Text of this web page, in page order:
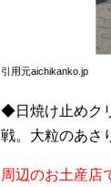
引用元aichikanko.jp
◆日焼け止めク
戦。大粒のあさ
周辺のお土産店